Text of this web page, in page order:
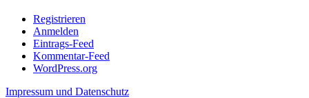
Registrieren
Anmelden
Eintrags-Feed
Kommentar-Feed
WordPress.org
Impressum und Datenschutz